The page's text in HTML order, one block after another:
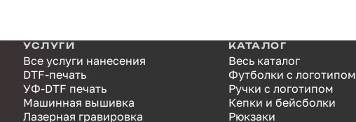
УСЛУГИ
Все услуги нанесения
DTF-печать
УФ-DTF печать
Машинная вышивка
Лазерная гравировка
КАТАЛОГ
Весь каталог
Футболки с логотипом
Ручки с логотипом
Кепки и бейсболки
Рюкзаки